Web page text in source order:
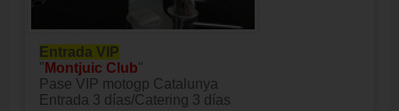
Entrada VIP
" Montjuic Club"
Pase VIP motogp Catalunya
Entrada 3 días/Catering 3 días